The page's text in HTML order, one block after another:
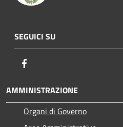
SEGUICI SU
AMMINISTRAZIONE
Organi di Governo